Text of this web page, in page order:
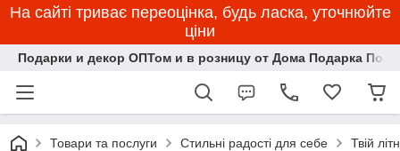
На сайті триває переоцінка, будь ласка, уточнюйте
ціни
Подарки и декор ОПТом и в розницу от Дома Подарка
Товари та послуги Стильні радості для себе Твій